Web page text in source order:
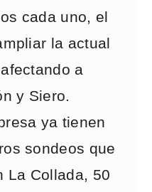
cada uno, el
la actual
a
y Siero.
ya tienen
sondeos que
La Collada, 50